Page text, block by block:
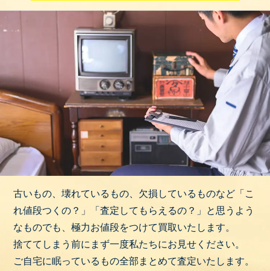
古いもの、壊れているもの、欠損しているものなど「こ
れ値段つくの？」「査定してもらえるの？」と思うよう
なものでも、極力お値段をつけて買取いたします。
捨ててしまう前にまず一度私たちにお見せください。
ご自宅に眠っているもの全部まとめて査定いたします。